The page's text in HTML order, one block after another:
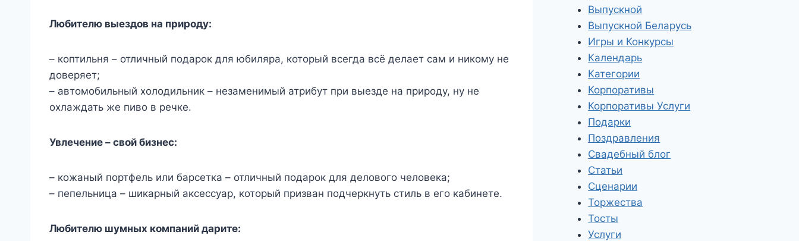
Любителю выездов на природу:
– коптильня – отличный подарок для юбиляра, который всегда всё делает сам и никому не
доверяет;
– автомобильный холодильник – незаменимый атрибут при выезде на природу, ну не
охлаждать же пиво в речке.
Увлечение – свой бизнес:
– кожаный портфель или барсетка – отличный подарок для делового человека;
– пепельница – шикарный аксессуар, который призван подчеркнуть стиль в его кабинете.
Любителю шумных компаний дарите:
Выпускной
Выпускной Беларусь
Игры и Конкурсы
Календарь
Категории
Корпоративы
Корпоративы Услуги
Подарки
Поздравления
Свадебный блог
Статьи
Сценарии
Торжества
Тосты
Услуги